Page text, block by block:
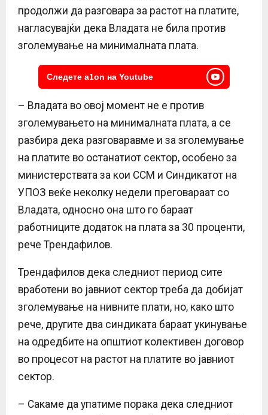
продолжи да разговара за растот на платите,
нагласувајќи дека Владата не била против
зголемување на минималната плата.
Следете a1on на Youtube
– Владата во овој момент не е против
зголемувањето на минималната плата, а се
разбира дека разговаравме и за зголемување
на платите во останатиот сектор, особено за
министерствата за кои ССМ и Синдикатот на
УПОЗ веќе неколку недели преговараат со
Владата, односно она што го бараат
работниците додаток на плата за 30 проценти,
рече Трендафилов.
Трендафилов дека следниот период сите
вработени во јавниот сектор треба да добијат
зголемување на нивните плати, но, како што
рече, другите два синдиката бараат укинување
на одредбите на општиот колективен договор
во процесот на растот на платите во јавниот
сектор.
– Сакаме да упатиме порака дека следниот